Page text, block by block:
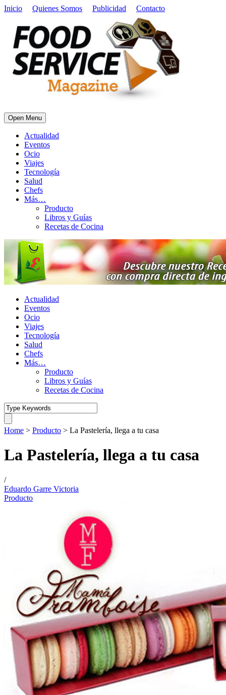
Inicio Quienes Somos Publicidad Contacto
Open Menu
Actualidad
Eventos
Ocio
Viajes
Tecnología
Salud
Chefs
Más…
Producto
Libros y Guías
Recetas de Cocina
Actualidad
Eventos
Ocio
Viajes
Tecnología
Salud
Chefs
Más…
Producto
Libros y Guías
Recetas de Cocina
Home > Producto > La Pastelería, llega a tu casa
La Pastelería, llega a tu casa
/
Eduardo Garre Victoria
Producto